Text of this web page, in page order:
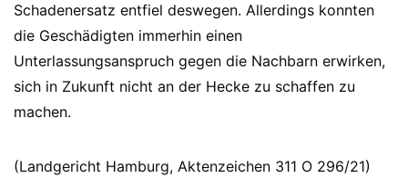
Schadenersatz entfiel deswegen. Allerdings konnten
die Geschädigten immerhin einen
Unterlassungsanspruch gegen die Nachbarn erwirken,
sich in Zukunft nicht an der Hecke zu schaffen zu
machen.
(Landgericht Hamburg, Aktenzeichen 311 O 296/21)